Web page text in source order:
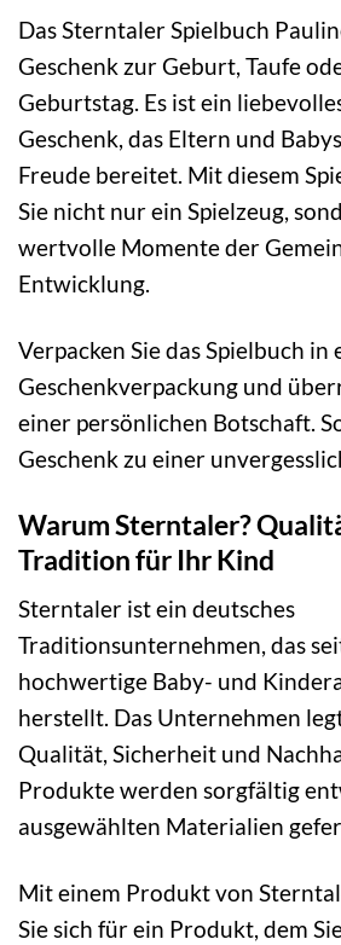
Das Sterntaler Spielbuch
Geschenk zur Geburt, Taufe
Geburtstag. Es ist ein
Geschenk, das Eltern und
Freude bereitet. Mit diesem
Sie nicht nur ein Spielzeug,
wertvolle Momente der
Entwicklung.
Verpacken Sie das Spielbuch in
Geschenkverpackung und
einer persönlichen Botschaft.
Geschenk zu einer
Warum Sterntaler?
Tradition für Ihr Kind
Sterntaler ist ein deutsches
Traditionsunternehmen, das
hochwertige Baby- und
herstellt. Das Unternehmen
Qualität, Sicherheit und
Produkte werden sorgfältig
ausgewählten Materialien
Mit einem Produkt von
Sie sich für ein Produkt, dem